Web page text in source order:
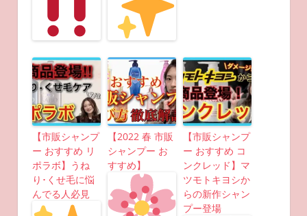
【市販シャンプ
ー おすすめ リ
ポラボ】うね
り･くせ毛に悩
んでる人必見
【2022 春 市販
シャンプー お
すすめ】
【市販シャンプ
ー おすすめ コ
ンクレッド】マ
ツモトキヨシか
らの新作シャン
プー登場